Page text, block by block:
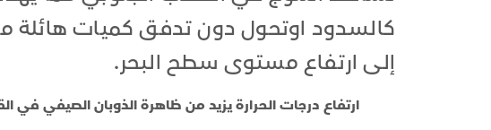
كالسدود اوتحول دون تدفق كميات هائلة
إلى ارتفاع مستوى سطح البحر.
ارتفاع درجات الحرارة يزيد من ظاهرة الذوبان الصيفي في